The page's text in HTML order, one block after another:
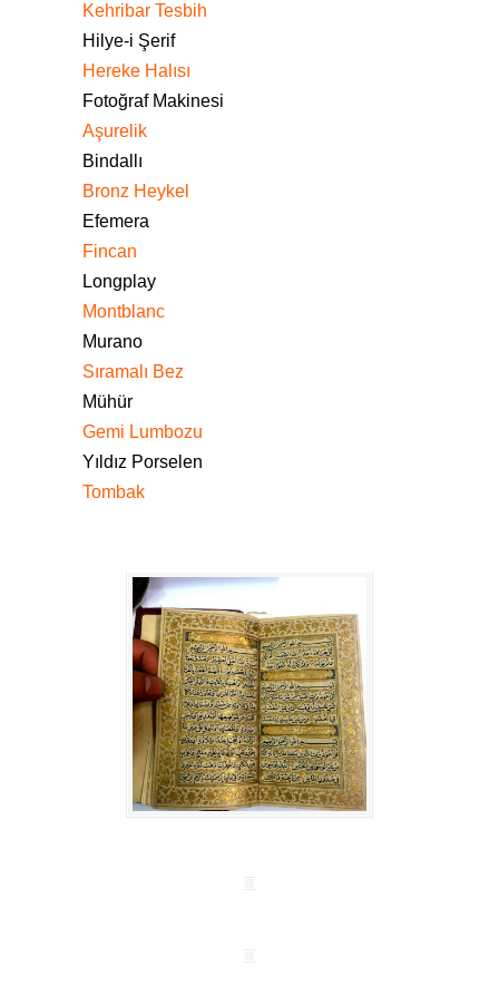
Kehribar Tesbih
Hilye-i Şerif
Hereke Halısı
Fotoğraf Makinesi
Aşurelik
Bindallı
Bronz Heykel
Efemera
Fincan
Longplay
Montblanc
Murano
Sıramalı Bez
Mühür
Gemi Lumbozu
Yıldız Porselen
Tombak